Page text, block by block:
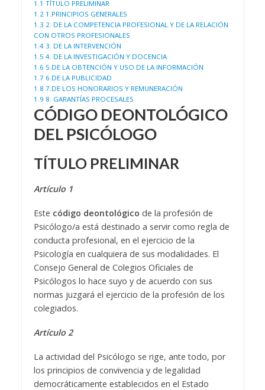
1.1 TÍTULO PRELIMINAR
1.2 1.PRINCIPIOS GENERALES
1.3 2. DE LA COMPETENCIA PROFESIONAL Y DE LA RELACIÓN
CON OTROS PROFESIONALES
1.4 3. DE LA INTERVENCIÓN
1.5 4. DE LA INVESTIGACIÓN Y DOCENCIA
1.6 5.DE LA OBTENCIÓN Y USO DE LA INFORMACIÓN
1.7 6.DE LA PUBLICIDAD
1.8 7.DE LOS HONORARIOS Y REMUNERACIÓN
1.9 8. GARANTÍAS PROCESALES
CÓDIGO DEONTOLÓGICO
DEL PSICÓLOGO
TÍTULO PRELIMINAR
Artículo 1
Este código deontológico de la profesión de
Psicólogo/a está destinado a servir como regla de
conducta profesional, en el ejercicio de la
Psicología en cualquiera de sus modalidades. El
Consejo General de Colegios Oficiales de
Psicólogos lo hace suyo y de acuerdo con sus
normas juzgará el ejercicio de la profesión de los
colegiados.
Artículo 2
La actividad del Psicólogo se rige, ante todo, por
los principios de convivencia y de legalidad
democráticamente establecidos en el Estado